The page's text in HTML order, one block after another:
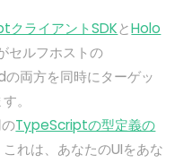
ライアントSDKとHolo
セルフホストの
両方を同時にターゲッ
。
TypeScriptの型定義の
れは、あなたのUIをあな